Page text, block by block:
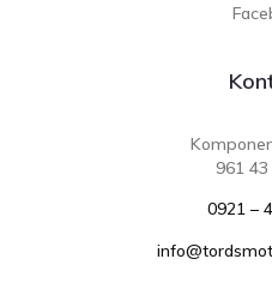
961 43
0921 –